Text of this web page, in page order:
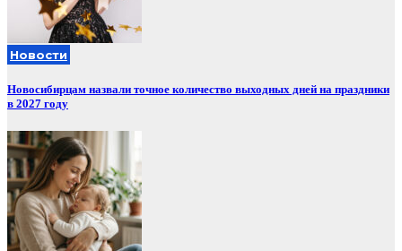
Новости
Новосибирцам назвали точное количество выходных дней на праздники
в 2027 году